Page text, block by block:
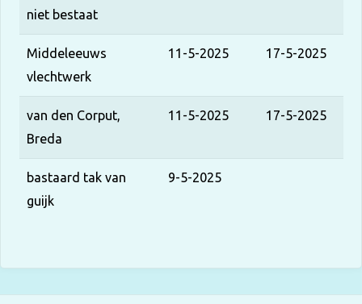
niet bestaat
Middeleeuws
vlechtwerk
11-5-2025 17-5-2025
van den Corput,
Breda
11-5-2025 17-5-2025
bastaard tak van
guijk
9-5-2025